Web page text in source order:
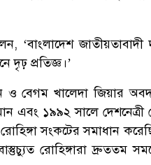
‘বাংলাদেশ জাতীয়তাবাদী
দৃঢ় প্রতিজ্ঞ।’
ও বেগম খালেদা জিয়ার
এবং ১৯৯২ সালে দেশনেত্রী
সংকটের সমাধান
রোহিঙ্গারা দ্রুততম